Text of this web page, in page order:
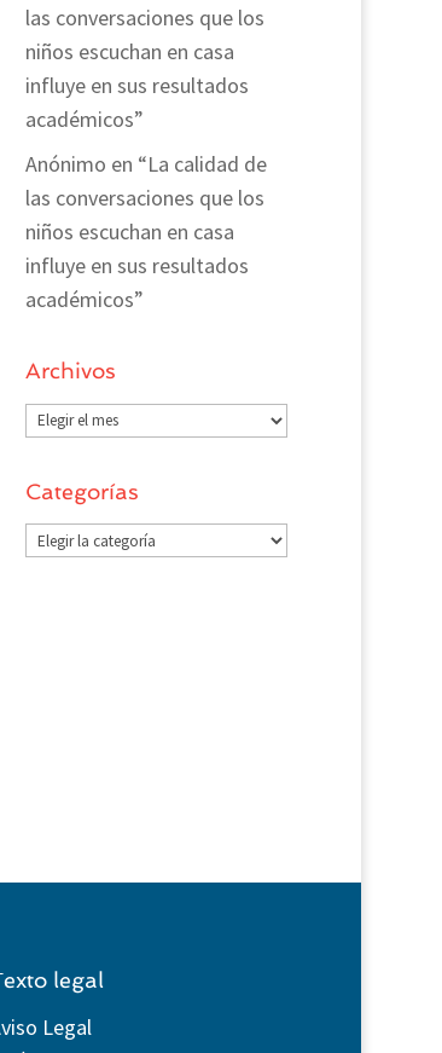
las conversaciones que los
niños escuchan en casa
influye en sus resultados
académicos”
Anónimo en “La calidad de
las conversaciones que los
niños escuchan en casa
influye en sus resultados
académicos”
Archivos
Archivos
Categorías
Categorías
legal
Legal